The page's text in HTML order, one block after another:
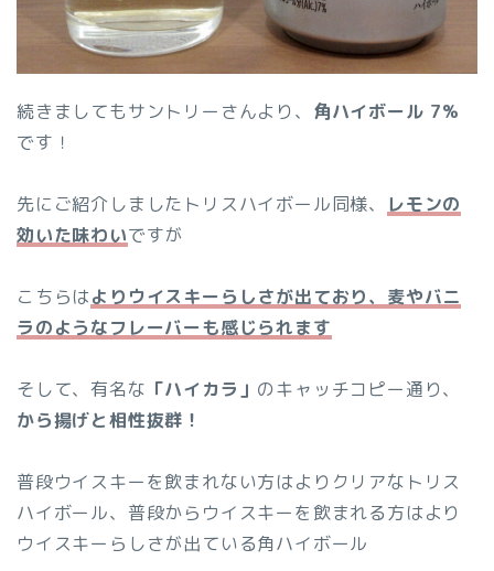
続きましてもサントリーさんより、 角ハイボール 7%
です！
先にご紹介しましたトリスハイボール同様、 レモンの
効いた味わいですが
こちらはよりウイスキーらしさが出ており、麦やバニ
ラのようなフレーバーも感じられます
そして、有名な 「ハイカラ」 のキャッチコピー通り、
から揚げと相性抜群！
普段ウイスキーを飲まれない方はよりクリアなトリス
ハイボール、普段からウイスキーを飲まれる方はより
ウイスキーらしさが出ている角ハイボール